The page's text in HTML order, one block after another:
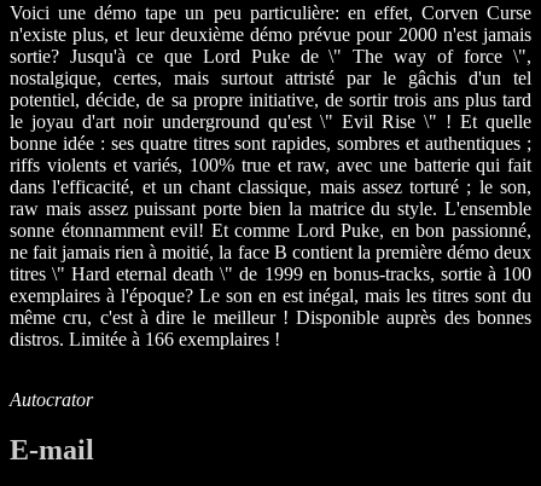
Voici une démo tape un peu particulière: en effet, Corven Curse
n'existe plus, et leur deuxième démo prévue pour 2000 n'est jamais
sortie? Jusqu'à ce que Lord Puke de \" The way of force \",
nostalgique, certes, mais surtout attristé par le gâchis d'un tel
potentiel, décide, de sa propre initiative, de sortir trois ans plus tard
le joyau d'art noir underground qu'est \" Evil Rise \" ! Et quelle
bonne idée : ses quatre titres sont rapides, sombres et authentiques ;
riffs violents et variés, 100% true et raw, avec une batterie qui fait
dans l'efficacité, et un chant classique, mais assez torturé ; le son,
raw mais assez puissant porte bien la matrice du style. L'ensemble
sonne étonnamment evil! Et comme Lord Puke, en bon passionné,
ne fait jamais rien à moitié, la face B contient la première démo deux
titres \" Hard eternal death \" de 1999 en bonus-tracks, sortie à 100
exemplaires à l'époque? Le son en est inégal, mais les titres sont du
même cru, c'est à dire le meilleur ! Disponible auprès des bonnes
distros. Limitée à 166 exemplaires !
Autocrator
E-mail